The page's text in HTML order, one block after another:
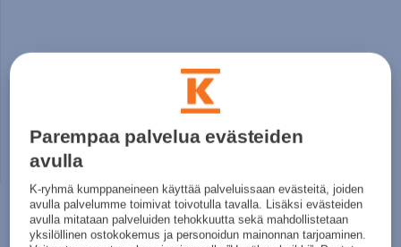
Parempaa palvelua evästeiden
avulla
K-ryhmä kumppaneineen käyttää palveluissaan evästeitä, joiden
avulla palvelumme toimivat toivotulla tavalla. Lisäksi evästeiden
avulla mitataan palveluiden tehokkuutta sekä mahdollistetaan
yksilöllinen ostokokemus ja personoidun mainonnan tarjoaminen.